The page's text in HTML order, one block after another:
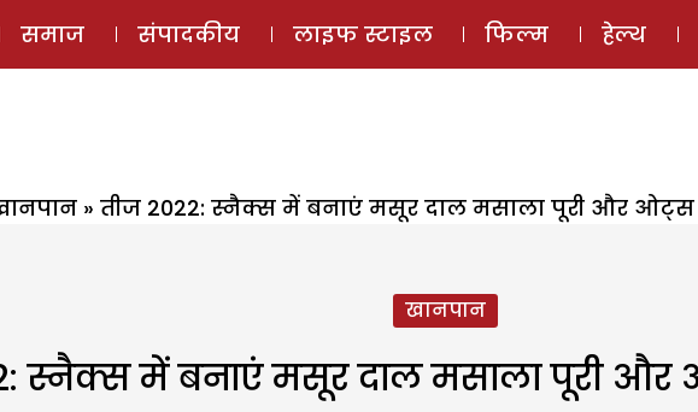
ई-मैगज़ीन
समाज संपादकीय लाइफ स्टाइल फिल्म हेल्थ
» तीज 2022: स्नैक्स में बनाएं मसूर दाल मसाला पूरी और
खानपान
स्नैक्स में बनाएं मसूर दाल मसाला पूरी